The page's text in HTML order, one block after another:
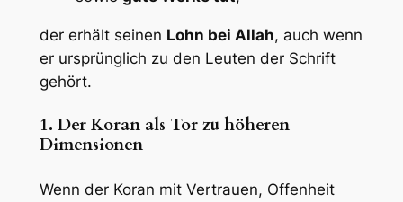
der erhält seinen Lohn bei Allah, auch wenn
er ursprünglich zu den Leuten der Schrift
gehört.
1. Der Koran als Tor zu höheren
Dimensionen
Wenn der Koran mit Vertrauen, Offenheit